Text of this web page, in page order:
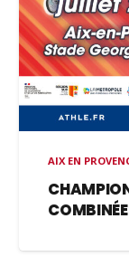
AIX EN